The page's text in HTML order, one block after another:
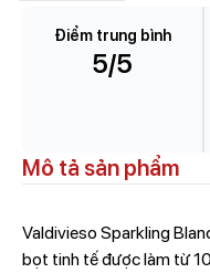
Điểm trung bình
5/5
Mô tả sản phẩm
Valdivieso Sparkling
bọt tinh tế được làm từ